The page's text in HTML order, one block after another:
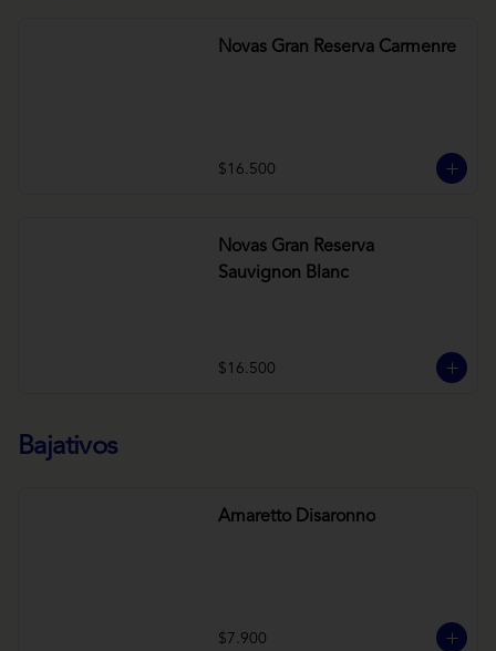
Novas Gran Reserva Carmenre
$16.500
Novas Gran Reserva
Sauvignon Blanc
$16.500
Bajativos
Amaretto Disaronno
$7.900